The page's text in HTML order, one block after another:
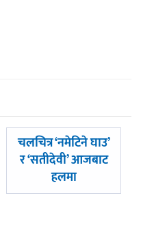
अघिल्लाे
-
चलचित्र ‘नमेटिने घाउ’
र ‘सतीदेवी’ आजबाट
हलमा